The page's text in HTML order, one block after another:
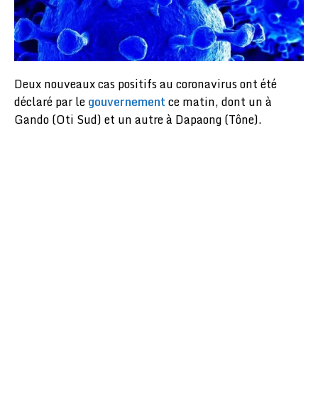
Deux nouveaux cas positifs au coronavirus ont été
déclaré par legouvernementce matin, dont un à
Gando (Oti Sud) et un autre à Dapaong (Tône).